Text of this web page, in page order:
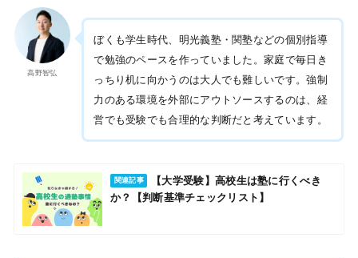
高野智弘
ぼくも学生時代、明光義塾・関塾などの個別指導
で勉強のペースを作っていました。家庭で毎日き
っちり机に向かうのは大人でも難しいです。強制
力のある環境を外部にアウトソースするのは、経
営でも受験でも合理的な判断だと考えています。
関連記事
【大学受験】高校生は塾に行くべき
か？【判断基準チェックリスト】